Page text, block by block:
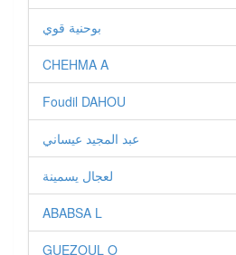
بوحنية قوي
CHEHMA A
Foudil DAHOU
عبد المجيد عيساني
لعجال يسمينة
ABABSA L
GUEZOUL O